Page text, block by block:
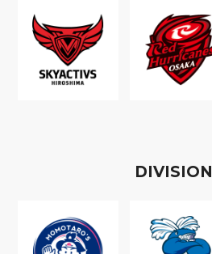
DIVISION